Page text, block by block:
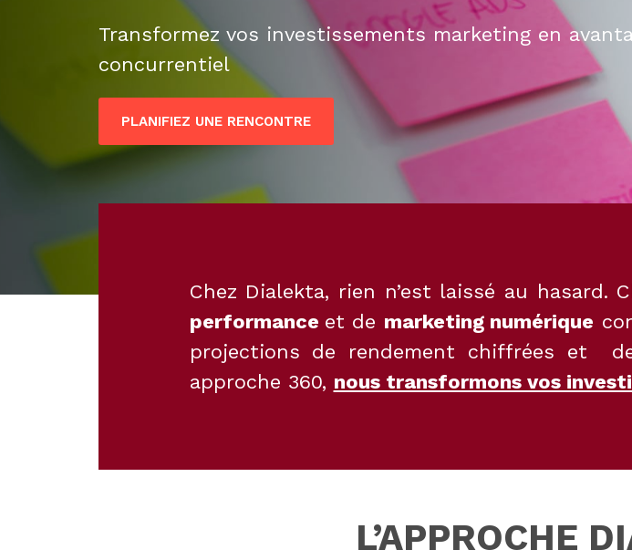
Transformez vos investissements marketing en
concurrentiel
PLANIFIEZ UNE RENCONTRE
Chez Dialekta, rien n’est laissé au hasard.
performance et de marketing numérique
projections de rendement chiffrées et
approche 360, nous transformons vos
L’APPROCHE